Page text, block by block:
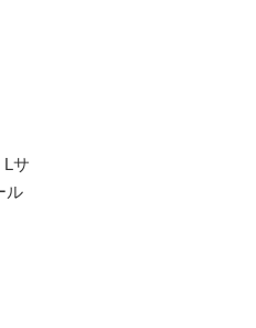
サ
ル